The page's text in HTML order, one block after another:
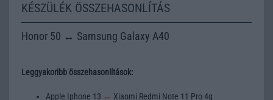
KÉSZÜLÉK ÖSSZEHASONLÍTÁS
Honor 50 ↔ Samsung Galaxy A40
Leggyakoribb összehasonlítások:
Apple Iphone 13 ↔ Xiaomi Redmi Note 11 Pro 4g